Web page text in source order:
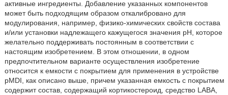
активные ингредиенты. Добавление указанных компонентов
может быть подходящим образом откалибровано для
модулирования, например, физико-химических свойств состава
и/или установки надлежащего кажущегося значения pH, которое
желательно поддерживать постоянным в соответствии с
настоящим изобретением. В этом отношении, в одном
предпочтительном варианте осуществления изобретение
относится к емкости с покрытием для применения в устройстве
pMDI, как описано выше, причем указанная емкость с покрытием
содержит состав, содержащий кортикостероид, средство LABA,